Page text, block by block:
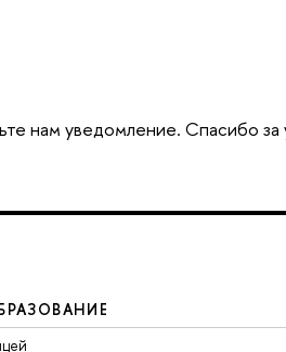
нам уведомление. Спасибо за